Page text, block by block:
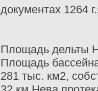
документах 1264
Площадь дельты
Площадь
281 тыс. км2,